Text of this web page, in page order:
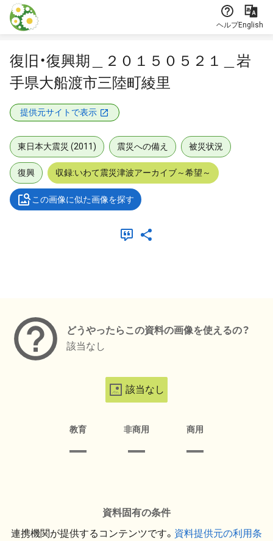
本文に飛ぶ
ヘルプEnglish
復旧・復興期＿２０１５０５２１＿岩
手県大船渡市三陸町綾里
提供元サイトで表示
東日本大震災 (2011) 震災への備え 被災状況
復興 収録:いわて震災津波アーカイブ～希望～
この画像に似た画像を探す
どうやったらこの資料の画像を使えるの？
該当なし
該当なし
教育 非商用 商用
資料固有の条件
連携機関が提供するコンテンツです。 資料提供元の利用条